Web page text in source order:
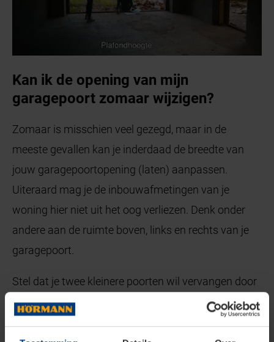
Kan ik de opening van mijn
garagepoort zomaar wijzigen?
Zomaar is misschien veel gezegd, maar in de
meeste gevallen kan je inderdaad de breedte van
jouw garagepoortopening (laten) aanpassen.
Uiteraard mag je de inbouwafmetingen van je
woning hier niet uit het oog verliezen. Denk onder
andere aan de ruimte boven, links en rechts van je
garagepoort.
Stel dat je twee kleinere poorten wil vervangen door
één grote, dan kan dit bijvoorbeeld niet wanneer er
een kolombalk in het midden van de garageruimte